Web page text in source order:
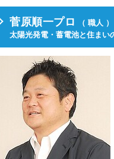
菅原順一プロ
（ 職人 ）
太陽光発電・蓄電池と住まい